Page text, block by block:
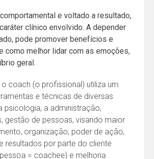
e voltado a resultado,
clínico envolvido. A depender
pode promover benefícios e
como melhor lidar com as emoções,
geral.
o coach (o profissional) utiliza um
e técnicas de diversas
psicologia, a administração,
gestão de pessoas, visando maior
organização, poder de ação,
resultados por parte do cliente
= coachee) e melhoria